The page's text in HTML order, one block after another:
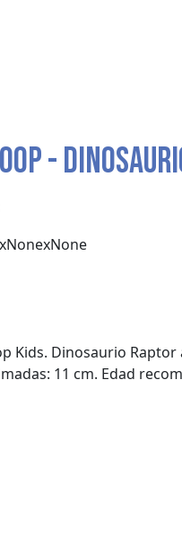
-
Kids. Dinosaurio
11 cm. Edad